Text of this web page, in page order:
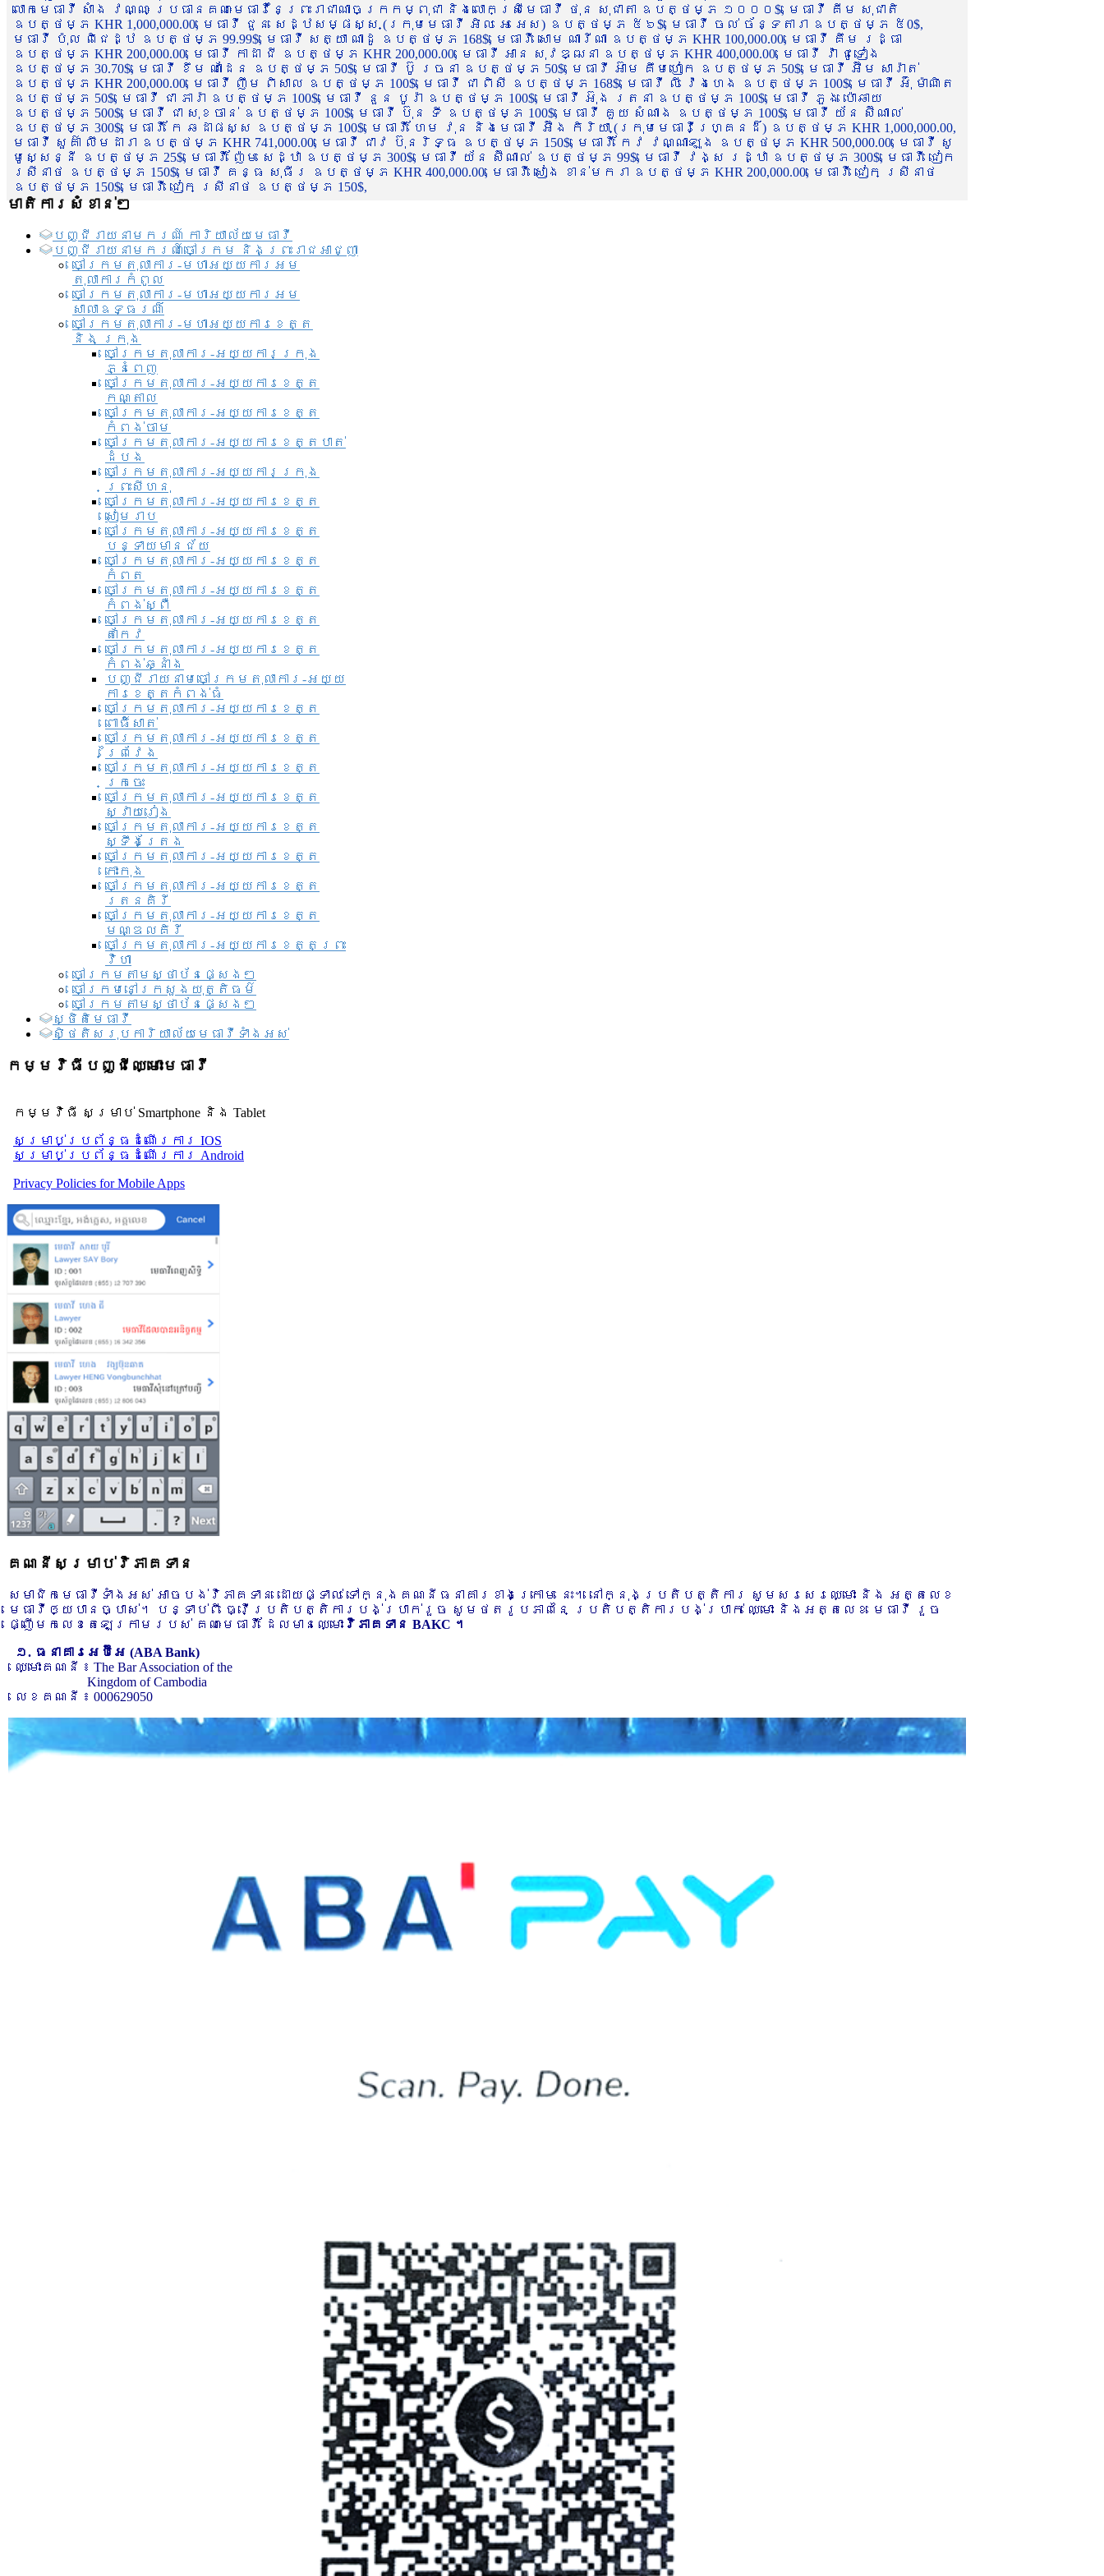
លោកមេធាវី សាំង វណ្ណៈ ប្រធានគណៈមេធាវីនៃព្រះរាជាណាចក្រកម្ពុជា និងលោកស្រីមេធាវី ថុន សុជាតា ឧបត្ថម្ភ ១០០០$, មេធាវី គីម សុជាតិ
ឧបត្ថម្ភ KHR 1,000,000.00, មេធាវី ជួន សេដ្ឋសម្ផស្ស (ក្រុមមេធាវី អិល អេ អេស) ឧបត្ថម្ភ ៥៦$, មេធាវី ចល់ ច័ន្ទតារា ឧបត្ថម្ភ ៥0$,
មេធាវី ប៉ុល ពិជេដ្ឋ ឧបត្ថម្ភ 99.99$, មេធាវី សត្យា ណាដូ ឧបត្ថម្ភ 168$, មេធាវី សោម ណារីណា ឧបត្ថម្ភ KHR 100,000.00, មេធាវី គឹម រដ្ធា
ឧបត្ថម្ភ KHR 200,000.00, មេធាវី កាដា ជី ឧបត្ថម្ភ KHR 200,000.00, មេធាវី អាន សុវឌ្ឍនា ឧបត្ថម្ភ KHR 400,000.00, មេធាវី វ៉ា ជូទៀង
ឧបត្ថម្ភ 30.70$, មេធាវី ខឹម ណាដែន ឧបត្ថម្ភ 50$, មេធាវី ប៊ូ រចនា ឧបត្ថម្ភ 50$, មេធាវី អ៊ាម គឹមហៀក ឧបត្ថម្ភ 50$, មេធាវី អ៊ឹម សារ៉ាត់
ឧបត្ថម្ភ KHR 200,000.00, មេធាវី ញឹម ពិសាល ឧបត្ថម្ភ 100$, មេធាវី ជា ពិសី ឧបត្ថម្ភ 168$, មេធាវី លី វ៉េងហេង ឧបត្ថម្ភ 100$, មេធាវី អ៊ុំ ម៉ាណិត
ឧបត្ថម្ភ 50$, មេធាវី ជា ភារ៉ា ឧបត្ថម្ភ 100$, មេធាវី នួន បូរ៉ា ឧបត្ថម្ភ 100$, មេធាវី អ៊ុង រតនា ឧបត្ថម្ភ 100$, មេធាវី ភួង ប៉ោឆាយ
ឧបត្ថម្ភ 500$, មេធាវី ជា សុខចាន់ ឧបត្ថម្ភ 100$, មេធាវី ប៊ុន ទី ឧបត្ថម្ភ 100$, មេធាវី គួយ សំណាង ឧបត្ថម្ភ 100$, មេធាវី យ័ន ស៊ីណាល់
ឧបត្ថម្ភ 300$, មេធាវី កែ ឆដាផស្ស ឧបត្ថម្ភ 100$, មេធាវី ហែម វុន និងមេធាវី អ៊ឹង កិរិយា (ក្រុមមេធាវីហ្គ្រេនដ៏) ឧបត្ថម្ភ KHR 1,000,000.00,
មេធាវី សួគ៌ា លឹមដារា ឧបត្ថម្ភ KHR 741,000.00, មេធាវី ជាវ ប៊ុនរិទ្ធ ឧបត្ថម្ភ 150$, មេធាវី កែវ វណ្ណាឡុង ឧបត្ថម្ភ KHR 500,000.00, មេធាវី សូ
មូសេ្សន្នី ឧបត្ថម្ភ 25$, មេធាវី ញ៉ែម សេដ្ឋា ឧបត្ថម្ភ 300$, មេធាវី យ័ន ស៊ីណាល់ ឧបត្ថម្ភ 99$, មេធាវី វង្ស រដ្ឋា ឧបត្ថម្ភ 300$, មេធាវី ជៀក
ស្រីនាថ ឧបត្ថម្ភ 150$, មេធាវី គន្ធ សុធីរ ឧបត្ថម្ភ KHR 400,000.00, មេធាវី សៀង ខាន់មករា ឧបត្ថម្ភ KHR 200,000.00, មេធាវី ជៀក ស្រីនាថ
ឧបត្ថម្ភ 150$, មេធាវី ជៀក ស្រីនាថ ឧបត្ថម្ភ 150$,
មាតិការសំខាន់ៗ
បញ្ជី​រាយ​នាមករណ៍ ការិយាល័យ​មេធាវី​
បញ្ជី​រាយ​នាមករណ៍​ចៅក្រម និងព្រះរាជអាជ្ញា
ចៅក្រមតុលាការ-មហាអយ្យការអម
តុលាការកំពូល
ចៅក្រមតុលាការ-មហាអយ្យការអម
សាលាឧទ្ធរណ៏
ចៅក្រមតុលាការ-មហាអយ្យការខេត្ត
និង ក្រុង
ចៅក្រមតុលាការ-អយ្យការក្រុង
ភ្នំពេញ
ចៅក្រមតុលាការ-អយ្យការខេត្ត
កណ្តាល
ចៅក្រមតុលាការ-អយ្យការខេត្ត
កំពង់ចាម
ចៅក្រមតុលាការ-អយ្យការខេត្តបាត់
ដំបង
ចៅក្រមតុលាការ-អយ្យការ​ក្រុង
ព្រះសីហនុ
ចៅក្រមតុលាការ-អយ្យការខេត្ត
សៀមរាប
ចៅក្រមតុលាការ-អយ្យការខេត្ត
បន្ទាយមានជ័យ
ចៅក្រមតុលាការ-អយ្យការខេត្ត
កំពត
ចៅក្រមតុលាការ-អយ្យការខេត្ត
កំពង់ស្ពឺ
ចៅក្រមតុលាការ-អយ្យការខេត្ត
តាកែវ
ចៅក្រមតុលាការ-អយ្យការខេត្ត
កំពង់ឆ្នាំង
បញ្ជីរាយនាមចៅក្រមតុលាការ-អយ្យ
ការខេត្តកំពង់ធំ
ចៅក្រមតុលាការ-អយ្យការខេត្ត
ពោធិ៍សាត់
ចៅក្រមតុលាការ-អយ្យការខេត្ត
ព្រៃវែង
ចៅក្រមតុលាការ-អយ្យការខេត្ត
ក្រចេះ
ចៅក្រមតុលាការ-អយ្យការខេត្ត
ស្វាយរៀង
ចៅក្រមតុលាការ-អយ្យការខេត្ត
ស្ទឹងត្រែង
ចៅក្រមតុលាការ-អយ្យការខេត្ត
កោះកុង
ចៅក្រមតុលាការ-អយ្យការខេត្ត
រតនគិរី
ចៅក្រមតុលាការ-អយ្យការខេត្ត
មណ្ឌលគិរី
ចៅក្រមតុលាការ-អយ្យការខេត្តព្រះ
វិហា
ចៅក្រមតាមស្ថាប័នផ្សេងៗ
ចៅក្រមនៅក្រសួងយុត្តិធម៌
ចៅក្រមតាមស្ថាប័នផ្សេងៗ
ស្ថិតិមេធាវី
សិ្ថតិសរុបការិយាល័យមេធាវីទាំងអស់​
កម្មវិធីបញ្ជីឈ្មោះមេធាវី
កម្មវិធី សម្រាប់ Smartphone និង Tablet
សម្រាប់​ប្រព័ន្ធដំណើរការ IOS
សម្រាប់​ប្រព័ន្ធដំណើរការ Android
Privacy Policies for Mobile Apps
គណនីសម្រាប់វិភាគទាន
សមាជិកមេធាវីទាំងអស់ អាចបង់វិភាគទាន ដោយផ្ទាល់ ទៅក្នុងគណនីធនាគារខាងក្រោម នេះ។ នៅក្នុងប្រតិបត្តិការ សូមសរសេរឈ្មោះ និង អត្តលេខ
មេធាវីឲ្យបានច្បាស់។ បន្ទាប់ពី ធ្វើប្រតិបត្តិការបង់ប្រាក់រួច សូមថតរូបភាពនៃ ប្រតិបត្តិការបង់ប្រាក់ ឈ្មោះ និងអត្តលេខ មេធាវី រួច
ផ្ញើមកលេខតេឡេក្រាមរបស់ គណៈមេធាវី ដែលមានឈ្មោះ វិភាគទាន BAKC ។
១. ធនាគារអេប៊ីអេ (ABA Bank)
ឈ្មោះគណនី ៖ The Bar Association of the
Kingdom of Cambodia
លេខគណនី ៖ 000629050